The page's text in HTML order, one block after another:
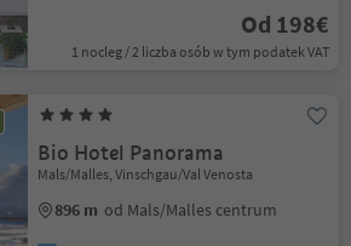
Od 198€
1 nocleg / 2 liczba osób w tym podatek VAT
Bio Hotel Panorama
Mals/Malles, Vinschgau/Val Venosta
896 m od Mals/Malles centrum